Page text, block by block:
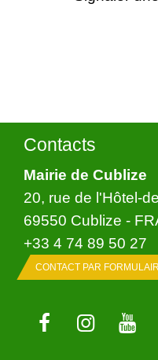
Contacts
Mairie de Cublize
20, rue de l'Hôtel-
69550 Cublize -
+33 4 74 89 50 27
CONTACT PAR